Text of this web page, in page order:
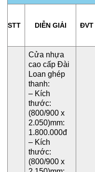
STT DIỄN GIẢI ĐVT
Cửa nhựa
cao cấp Đài
Loan ghép
thanh:
– Kích
thước:
(800/900 x
2.050)mm:
1.800.000đ
– Kích
thước:
(800/900 x